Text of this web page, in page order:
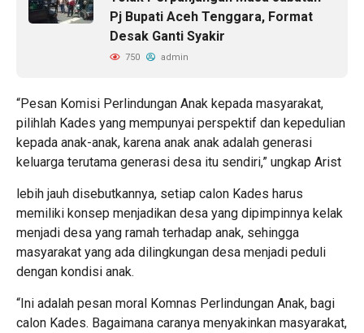
Pj Bupati Aceh Tenggara, Format
Desak Ganti Syakir
750 admin
“Pesan Komisi Perlindungan Anak kepada masyarakat,
pilihlah Kades yang mempunyai perspektif dan kepedulian
kepada anak-anak, karena anak anak adalah generasi
keluarga terutama generasi desa itu sendiri,” ungkap Arist
lebih jauh disebutkannya, setiap calon Kades harus
memiliki konsep menjadikan desa yang dipimpinnya kelak
menjadi desa yang ramah terhadap anak, sehingga
masyarakat yang ada dilingkungan desa menjadi peduli
dengan kondisi anak.
“Ini adalah pesan moral Komnas Perlindungan Anak, bagi
calon Kades. Bagaimana caranya menyakinkan masyarakat,